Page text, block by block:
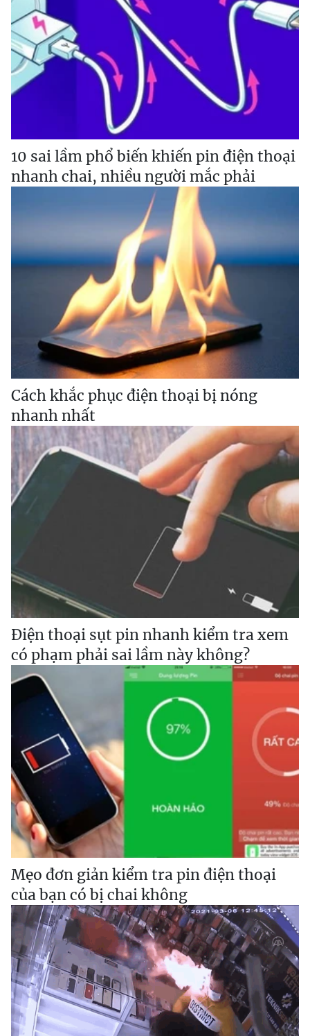
10 sai lầm phổ biến khiến pin điện thoại
nhanh chai, nhiều người mắc phải
Cách khắc phục điện thoại bị nóng
nhanh nhất
Điện thoại sụt pin nhanh kiểm tra xem
có phạm phải sai lầm này không?
Mẹo đơn giản kiểm tra pin điện thoại
của bạn có bị chai không